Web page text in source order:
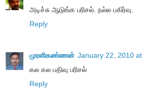
அடிச்சு ஆடுங்க பரிசல். நல்ல பகிர்வு.
Reply
முரளிகண்ணன் January 22, 2010 at
கல கல பதிவு பரிசல்
Reply